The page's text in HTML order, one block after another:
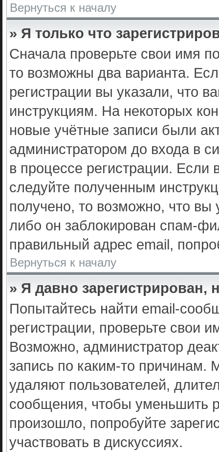
Вернуться к началу
» Я только что
Сначала проверьте свои имя
то возможны два варианта.
регистрации вы указали, что
инструкциям. На некоторых
новые учётные записи были
администратором до входа в
в процессе регистрации.
следуйте полученным
получено, то возможно, что
либо он заблокирован спам-
правильный адрес email,
Вернуться к началу
» Я давно зарегистрирован,
Попытайтесь найти email-
регистрации, проверьте свои
Возможно, администратор
запись по каким-то причинам.
удаляют пользователей,
сообщения, чтобы уменьшить
произошло, попробуйте
участвовать в дискуссиях.